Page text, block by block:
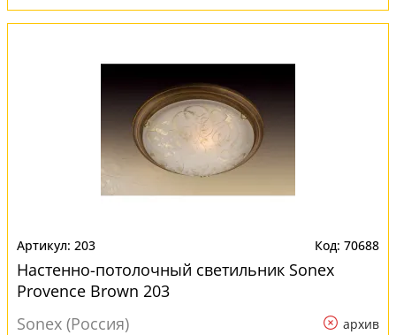
203 70688
Настенно-потолочный светильник Sonex
Provence Brown 203
Sonex (Россия)
архив